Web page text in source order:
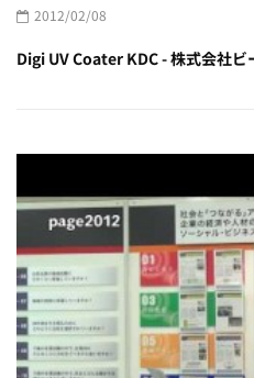
2012/02/08
Digi UV Coater KDC - 株式会社